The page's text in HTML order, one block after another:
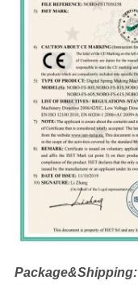
Package&Shipping: